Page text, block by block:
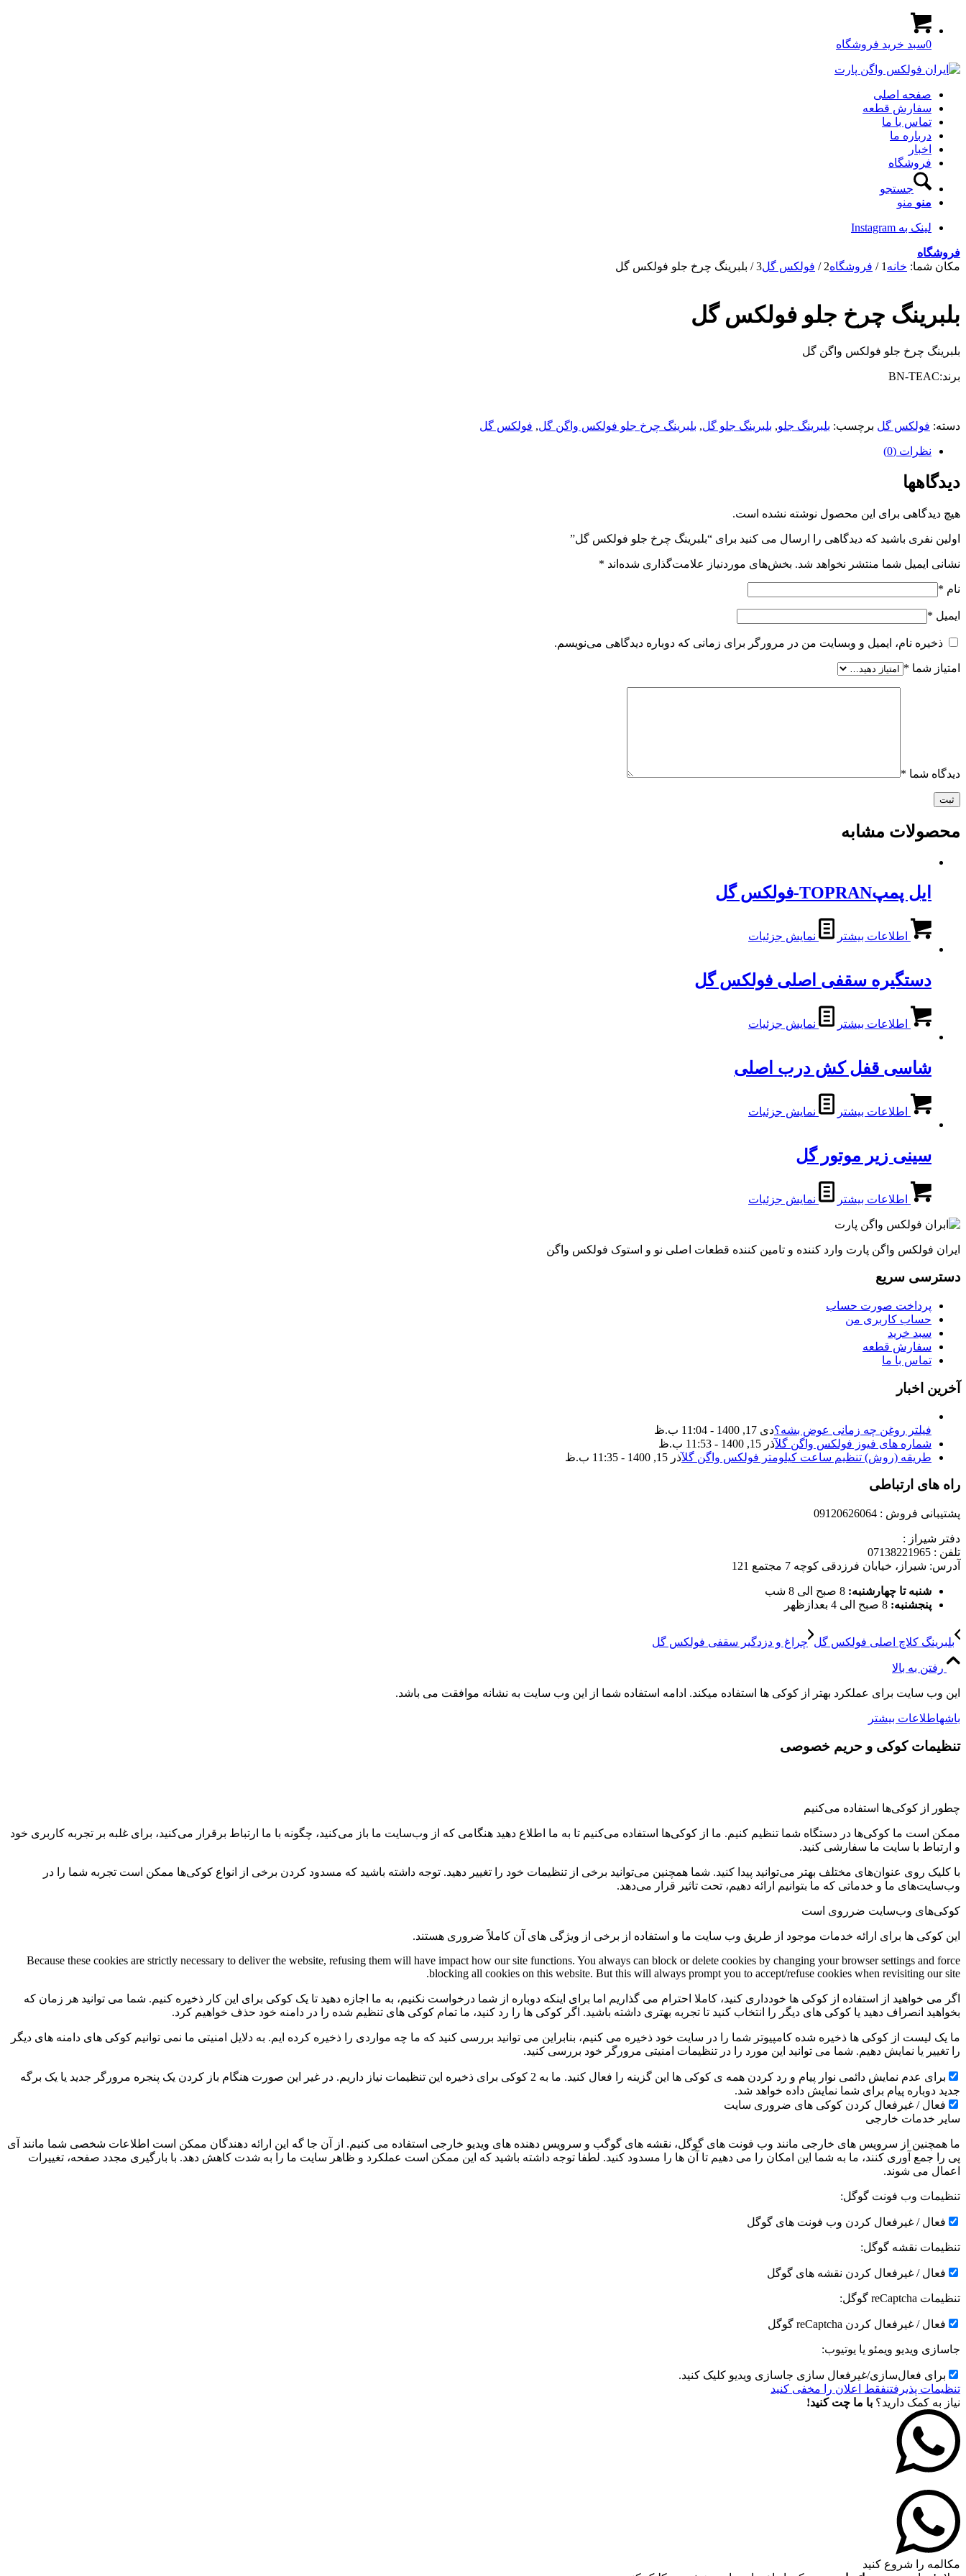
0سبد خرید فروشگاه
صفحه اصلی
سفارش قطعه
تماس با ما
درباره ما
اخبار
فروشگاه
جستجو
منو منو
لینک به Instagram
فروشگاه
مکان شما: خانه 1
/ فروشگاه2
/ فولکس گل3
/ بلبرینگ چرخ جلو فولکس گل
بلبرینگ چرخ جلو فولکس گل
بلبرینگ چرخ جلو فولکس واگن گل
برند:BN-TEAC
دسته: فولکس گل برچسب: بلبرینگ جلو, بلبرینگ جلو گل, بلبرینگ چرخ جلو فولکس واگن گل, فولکس گل
نظرات (0)
دیدگاهها
هیچ دیدگاهی برای این محصول نوشته نشده است.
اولین نفری باشید که دیدگاهی را ارسال می کنید برای “بلبرینگ چرخ جلو فولکس گل”
نشانی ایمیل شما منتشر نخواهد شد. بخش‌های موردنیاز علامت‌گذاری شده‌اند *
نام *
ایمیل *
ذخیره نام، ایمیل و وبسایت من در مرورگر برای زمانی که دوباره دیدگاهی می‌نویسم.
امتیاز شما *
دیدگاه شما *
محصولات مشابه
ایل پمپTOPRAN-فولکس گل
اطلاعات بیشتر نمایش جزئیات
دستگیره سقفی اصلی فولکس گل
اطلاعات بیشتر نمایش جزئیات
شاسی قفل کش درب اصلی
اطلاعات بیشتر نمایش جزئیات
سینی زیر موتور گل
اطلاعات بیشتر نمایش جزئیات
ایران فولکس واگن پارت وارد کننده و تامین کننده قطعات اصلی نو و استوک فولکس واگن
دسترسی سریع
پرداخت صورت حساب
حساب کاربری من
سبد خرید
سفارش قطعه
تماس با ما
آخرین اخبار
فیلتر روغن چه زمانی عوض بشه؟دی 17, 1400 - 11:04 ب.ظ
شماره های فیوز فولکس واگن گلآذر 15, 1400 - 11:53 ب.ظ
طریقه (روش) تنظیم ساعت کیلومتر فولکس واگن گلآذر 15, 1400 - 11:35 ب.ظ
راه های ارتباطی
پشتیبانی فروش : 09120626064
دفتر شیراز :
تلفن : 07138221965
آدرس: شیراز، خیابان فرزدقی کوچه 7 مجتمع 121
شنبه تا چهارشنبه: 8 صبح الی 8 شب
پنجشنبه: 8 صبح الی 4 بعدازظهر
بلبرینگ کلاچ اصلی فولکس گل چراغ و دزدگیر سقفی فولکس گل
رفتن به بالا
این وب سایت برای عملکرد بهتر از کوکی ها استفاده میکند. ادامه استفاده شما از این وب سایت به نشانه موافقت می باشد.
باشهاطلاعات بیشتر
تنظیمات کوکی و حریم خصوصی
چطور از کوکی‌ها استفاده می‌کنیم
ممکن است ما کوکی‌ها در دستگاه شما تنظیم کنیم. ما از کوکی‌ها استفاده می‌کنیم تا به ما اطلاع دهید هنگامی که از وب‌سایت ما باز می‌کنید، چگونه با ما ارتباط برقرار می‌کنید، برای غلبه بر تجربه کاربری خود
و ارتباط با سایت ما سفارشی کنید.
با کلیک روی عنوان‌های مختلف بهتر می‌توانید پیدا کنید. شما همچنین می‌توانید برخی از تنظیمات خود را تغییر دهید. توجه داشته باشید که مسدود کردن برخی از انواع کوکی‌ها ممکن است تجربه شما را در
وب‌سایت‌های ما و خدماتی که ما بتوانیم ارائه دهیم، تحت تاثیر قرار می‌دهد.
کوکی‌های وب‌سایت ضرروی است
این کوکی ها برای ارائه خدمات موجود از طریق وب سایت ما و استفاده از برخی از ویژگی های آن کاملاً ضروری هستند.
Because these cookies are strictly necessary to deliver the website, refusing them will have impact how our site functions. You always can block or delete cookies by changing your browser settings and force
blocking all cookies on this website. But this will always prompt you to accept/refuse cookies when revisiting our site.
اگر می خواهید از استفاده از کوکی ها خودداری کنید، کاملا احترام می گذاریم اما برای اینکه دوباره از شما درخواست نکنیم، به ما اجازه دهید تا یک کوکی برای این کار ذخیره کنیم. شما می توانید هر زمان که
بخواهید انصراف دهید یا کوکی های دیگر را انتخاب کنید تا تجربه بهتری داشته باشید. اگر کوکی ها را رد کنید، ما تمام کوکی های تنظیم شده را در دامنه خود حذف خواهیم کرد.
ما یک لیست از کوکی ها ذخیره شده کامپیوتر شما را در سایت خود ذخیره می کنیم، بنابراین می توانید بررسی کنید که ما چه مواردی را ذخیره کرده ایم. به دلایل امنیتی ما نمی توانیم کوکی های دامنه های دیگر
را تغییر یا نمایش دهیم. شما می توانید این مورد را در تنظیمات امنیتی مرورگر خود بررسی کنید.
برای عدم نمایش دائمی نوار پیام و رد کردن همه ی کوکی ها این گزینه را فعال کنید. ما به 2 کوکی برای ذخیره این تنظیمات نیاز داریم. در غیر این صورت هنگام باز کردن یک پنجره مرورگر جدید یا یک برگه
جدید دوباره پیام برای شما نمایش داده خواهد شد.
فعال / غیرفعال کردن کوکی های ضروری سایت
سایر خدمات خارجی
ما همچنین از سرویس های خارجی مانند وب فونت های گوگل، نقشه های گوگب و سرویس دهنده های ویدیو خارجی استفاده می کنیم. از آن جا گه این ارائه دهندگان ممکن است اطلاعات شخصی شما مانند آی
پی را جمع آوری کنند، ما به شما این امکان را می دهیم تا آن ها را مسدود کنید. لطفا توجه داشته باشید که این ممکن است عملکرد و ظاهر سایت ما را به شدت کاهش دهد. با بارگیری مجدد صفحه، تغییرات
اعمال می شوند.
تنظیمات وب فونت گوگل:
فعال / غیرفعال کردن وب فونت های گوگل
تنظیمات نقشه گوگل:
فعال / غیرفعال کردن نقشه های گوگل
تنظیمات reCaptcha گوگل:
فعال / غیرفعال کردن reCaptcha گوگل
جاسازی ویدیو ویمئو یا یوتیوب:
برای فعال‌سازی/غیرفعال سازی جاسازی ویدیو کلیک کنید.
تنظیمات پذیرفتنفقط اعلان را مخفی کنید
نیاز به کمک دارید؟ با ما چت کنید!
مکالمه را شروع کنید